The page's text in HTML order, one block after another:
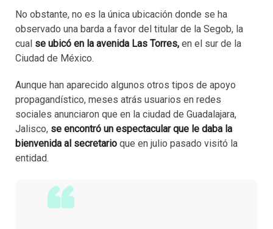
No obstante, no es la única ubicación donde se ha
observado una barda a favor del titular de la Segob, la
cual se ubicó en la avenida Las Torres, en el sur de la
Ciudad de México.
Aunque han aparecido algunos otros tipos de apoyo
propagandístico, meses atrás usuarios en redes
sociales anunciaron que en la ciudad de Guadalajara,
Jalisco, se encontró un espectacular que le daba la
bienvenida al secretario que en julio pasado visitó la
entidad.